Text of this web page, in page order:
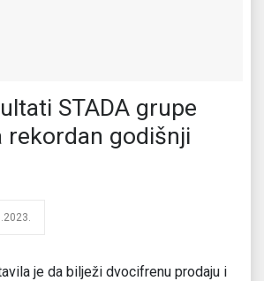
STADA grupe
rekordan godišnji
je da bilježi dvocifrenu prodaju i